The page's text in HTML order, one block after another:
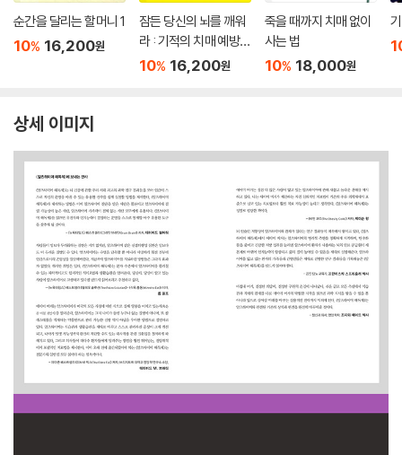
순간을 달리는 할머니 1
10% 16,200원
잠든 당신의 뇌를 깨워
라 : 기적의 치매 예방,
치료법
10% 16,200원
죽을 때까지 치매 없이
사는 법
10% 18,000원
상세 이미지